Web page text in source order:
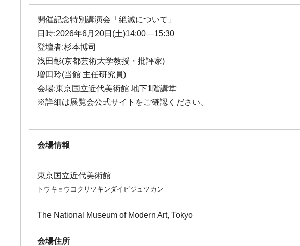
開催記念特別講演会「絶滅について」
日時:2026年6月20日(土)14:00―15:30
登壇者:杉本博司
浅田彰(京都芸術大学教授・批評家)
増田玲(当館 主任研究員)
会場:東京国立近代美術館 地下1階講堂
※詳細は展覧会公式サイトをご確認ください。
会場情報
東京国立近代美術館
トウキョウコクリツキンダイビジュツカン
The National Museum of Modern Art, Tokyo
会場住所